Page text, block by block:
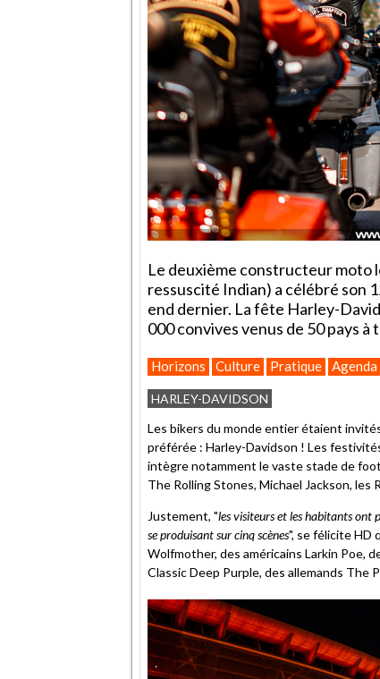
Le deuxième constructeur moto
ressuscité Indian) a célébré son
end dernier. La fête Harley-
000 convives venus de 50 pays à
Horizons Culture Pratique Agenda
HARLEY-DAVIDSON
Les bikers du monde entier étaient
préférée : Harley-Davidson ! Les
intègre notamment le vaste stade de
The Rolling Stones, Michael Jackson, les
Justement, "les visiteurs et les habitants ont
se produisant sur cinq scènes", se félicite HD
Wolfmother, des américains Larkin Poe,
Classic Deep Purple, des allemands The